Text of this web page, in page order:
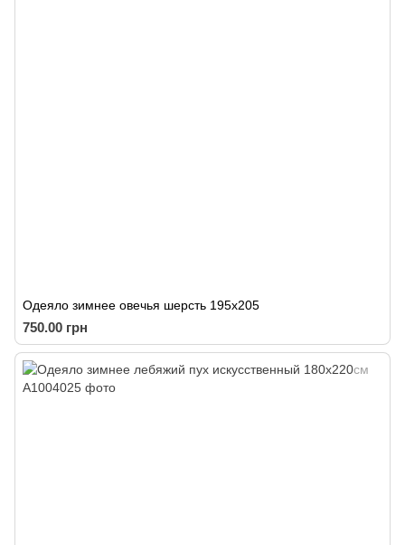
Одеяло зимнее овечья шерсть 195х205
750.00 грн